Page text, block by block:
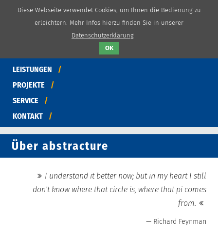
LEISTUNGEN
PROJEKTE
SERVICE
KONTAKT
Über abstracture
I understand it better now; but in my heart I still
don't know where that circle is, where that pi comes
from.
— Richard Feynman
Diese Webseite verwendet Cookies, um Ihnen die Bedienung zu
erleichtern. Mehr Infos hierzu finden Sie in unserer
Datenschutzerklärung
OK